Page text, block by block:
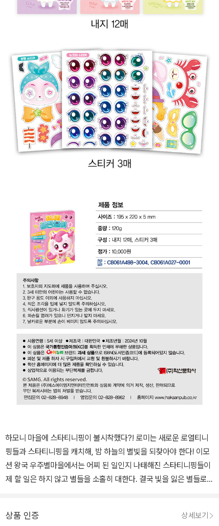
하모니 마을에 스타티니핑이 불시착했다?! 로미는 새로운 로열티니
핑들과 스타티니핑을 캐치해, 밤 하늘의 별빛을 되찾아야 한다! 이모
션 왕국 우주별마을에서는 어찌 된 일인지 나태해진 스타티니핑들이
제 할 일은 하지 않고 별들을 소홀히 대한다. 결국 빛을 잃은 별들로
까? 대체 우주별 마을에는 무슨 일이 있었던 걸까? 새로운 티니핑들
상품 인증
상세보기